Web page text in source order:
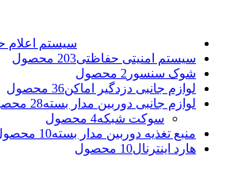
سیستم اعلام
سیستم امنیتی حفاظتی203 محصول
شوک سنسور 2 محصول
لوازم جانبی دزدگیر اماکن36 محصول
لوازم جانبی دوربین مدار بسته28 محصول
سوکت شبکه4 محصول
منبع تغذیه دوربین مدار بسته10 محصول
هارد اینترنال10 محصول